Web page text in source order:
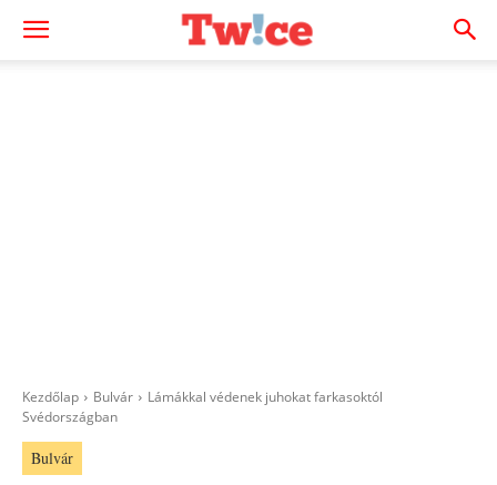
Kezdőlap Bulvár
Lámákkal védenek juhokat farkasoktól
Svédországban
Bulvár